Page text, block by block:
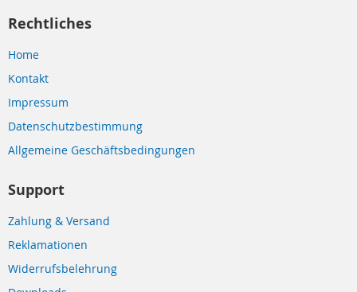
Rechtliches
Home
Kontakt
Impressum
Datenschutzbestimmung
Allgemeine Geschäftsbedingungen
Support
Zahlung & Versand
Reklamationen
Widerrufsbelehrung